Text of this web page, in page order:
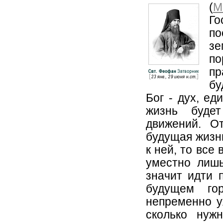
(
Бог - дух,
жизнь
движений.
будущая
к ней, то все
уместно
значит идти
будущем
непременно
сколько